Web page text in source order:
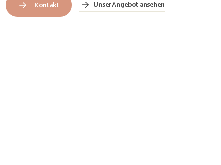
Kontakt Unser Angebot ansehen